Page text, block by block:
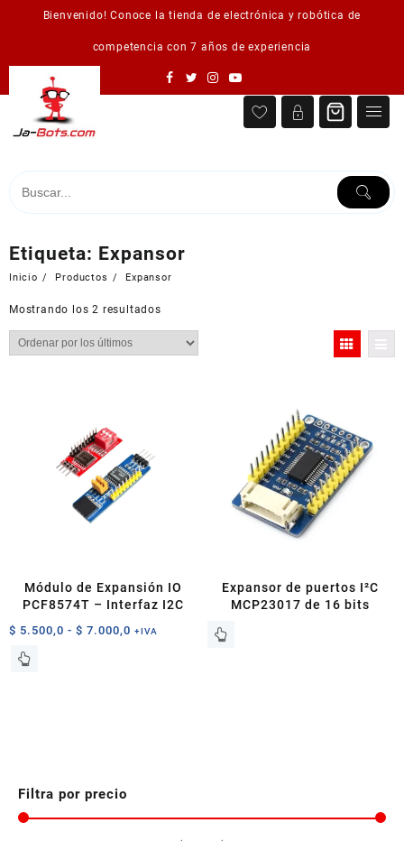
Bienvenido! Conoce la tienda de electrónica y robótica de
competencia con 7 años de experiencia
Etiqueta: Expansor
Inicio Productos Expansor
Mostrando los 2 resultadosOrdenado
por
Módulo de Expansión IO
PCF8574T – Interfaz I2C
$ 5.500,0 - $ 7.000,0 Rango
+IVA
Este
elegir
Expansor de puertos I²C
MCP23017 de 16 bits
Filtra por precio